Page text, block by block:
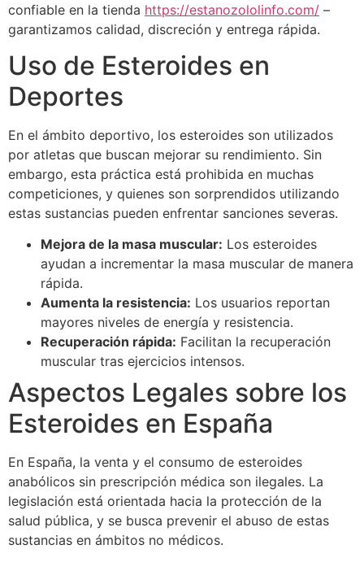
confiable en la tienda https://estanozololinfo.com/ –
garantizamos calidad, discreción y entrega rápida.
Uso de Esteroides en
Deportes
En el ámbito deportivo, los esteroides son utilizados
por atletas que buscan mejorar su rendimiento. Sin
embargo, esta práctica está prohibida en muchas
competiciones, y quienes son sorprendidos utilizando
estas sustancias pueden enfrentar sanciones severas.
Mejora de la masa muscular: Los esteroides
ayudan a incrementar la masa muscular de manera
rápida.
Aumenta la resistencia: Los usuarios reportan
mayores niveles de energía y resistencia.
Recuperación rápida: Facilitan la recuperación
muscular tras ejercicios intensos.
Aspectos Legales sobre los
Esteroides en España
En España, la venta y el consumo de esteroides
anabólicos sin prescripción médica son ilegales. La
legislación está orientada hacia la protección de la
salud pública, y se busca prevenir el abuso de estas
sustancias en ámbitos no médicos.